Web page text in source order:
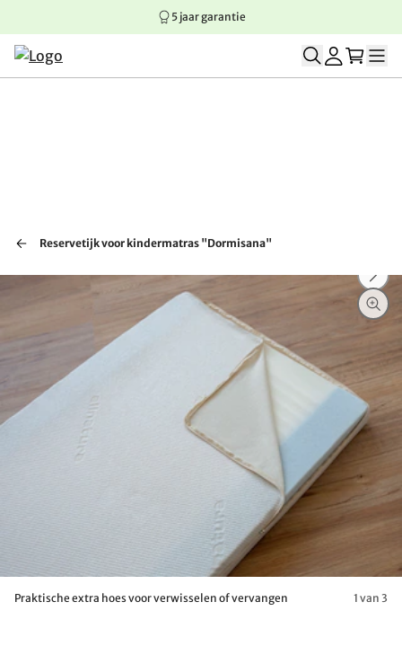
Springen naar hoofdinhoud
Springen naar hoofdnavigatie
Springen naar voettekst
5 jaar garantie
Reservetijk voor kindermatras "Dormisana"
Praktische extra hoes voor verwisselen of vervangen 1 van 3